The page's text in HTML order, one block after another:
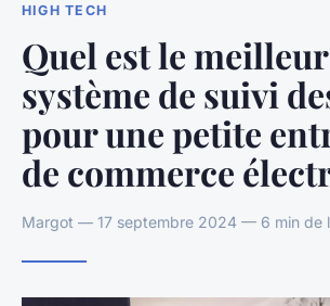
HIGH TECH
Quel est le meilleur
système de suivi
pour une petite
de commerce
Margot — 17 septembre 2024 — 6 min de